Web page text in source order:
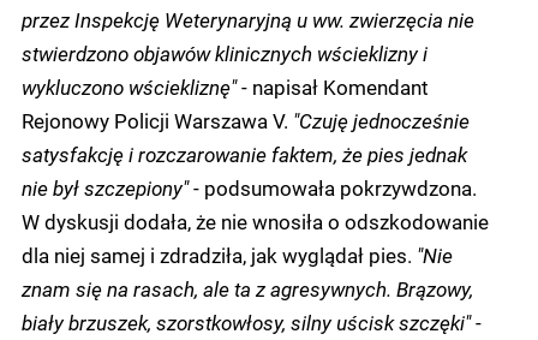
przez Inspekcję Weterynaryjną u ww. zwierzęcia nie
stwierdzono objawów klinicznych wścieklizny i
wykluczono wściekliznę"- napisał Komendant
Rejonowy Policji Warszawa V. "Czuję jednocześnie
satysfakcję i rozczarowanie faktem, że pies jednak
nie był szczepiony"- podsumowała pokrzywdzona.
W dyskusji dodała, że nie wnosiła o odszkodowanie
dla niej samej i zdradziła, jak wyglądał pies. "Nie
znam się na rasach, ale ta z agresywnych. Brązowy,
biały brzuszek, szorstkowłosy, silny uścisk szczęki"-